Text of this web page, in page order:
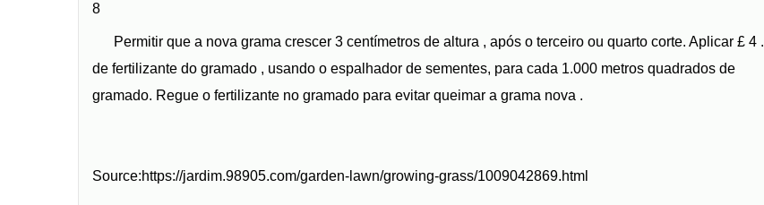
8
Permitir que a nova grama crescer 3 centímetros de altura , após o terceiro ou quarto corte. Aplicar £ 4 .
de fertilizante do gramado , usando o espalhador de sementes, para cada 1.000 metros quadrados de
gramado. Regue o fertilizante no gramado para evitar queimar a grama nova .
Source:https://jardim.98905.com/garden-lawn/growing-grass/1009042869.html